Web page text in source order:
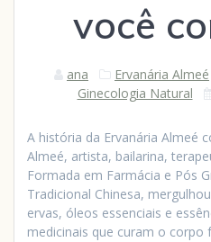
você
ana Ervanária Almeé
Ginecologia Natural
A história da Ervanária Almeé
Almeé, artista, bailarina,
Formada em Farmácia e Pós
Tradicional Chinesa,
ervas, óleos essenciais e
medicinais que curam o corpo